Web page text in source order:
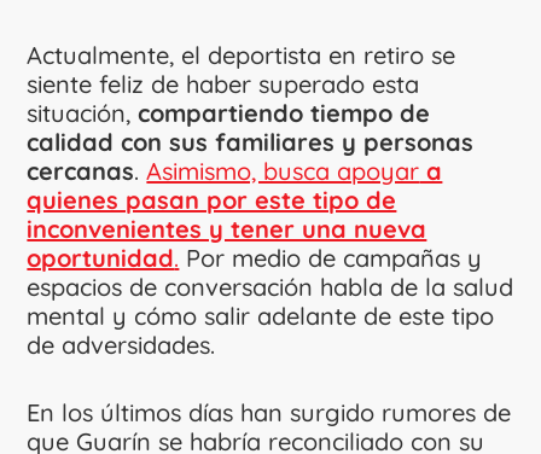
Actualmente, el deportista en retiro se
siente feliz de haber superado esta
situación,compartiendo tiempo de
calidad con sus familiares y personas
cercanas.Asimismo, busca apoyar a
quienes pasan por este tipo de
inconvenientes y tener una nueva
oportunidad. Por medio de campañas y
espacios de conversación habla de la salud
mental y cómo salir adelante de este tipo
de adversidades.
En los últimos días han surgido rumores de
que Guarín se habría reconciliado con su